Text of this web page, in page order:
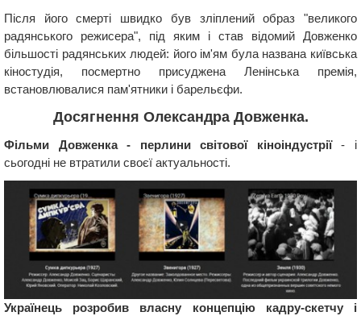
Після його смерті швидко був зліплений образ "великого
радянського режисера", під яким і став відомий Довженко
більшості радянських людей: його ім'ям була названа київська
кіностудія, посмертно присуджена Ленінська премія,
встановлювалися пам'ятники і барельєфи.
Досягнення Олександра Довженка.
Фільми Довженка - перлини світової кіноіндустрії- і
сьогодні не втратили своєї актуальності.
Українець розробив власну концепцію кадру-скетчу і